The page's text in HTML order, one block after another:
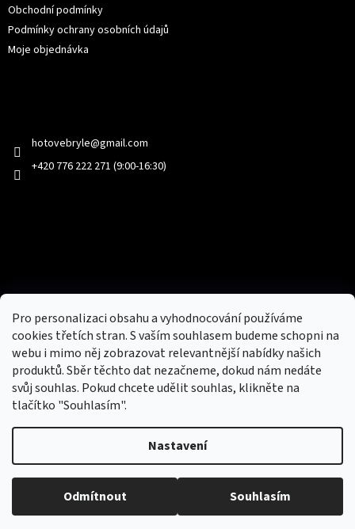
Pro personalizaci obsahu a vyhodnocování používáme
cookies třetích stran. S vaším souhlasem budeme schopni na
webu i mimo něj zobrazovat relevantnější nabídky našich
produktů. Sběr těchto dat nezačneme, dokud nám nedáte
svůj souhlas. Pokud chcete udělit souhlas, klikněte na
tlačítko "Souhlasím".
Nastavení
Odmítnout Souhlasím
Obchodní podmínky
Podmínky ochrany osobních údajů
Moje objednávka
hotovebryle@gmail.com
+420 776 222 271 (9:00-16:30)
Nový obchod s batohy, cestovními zavazadly, tašky a peněženky
Copyright 2026hotovebryle.cz
. Všechna práva